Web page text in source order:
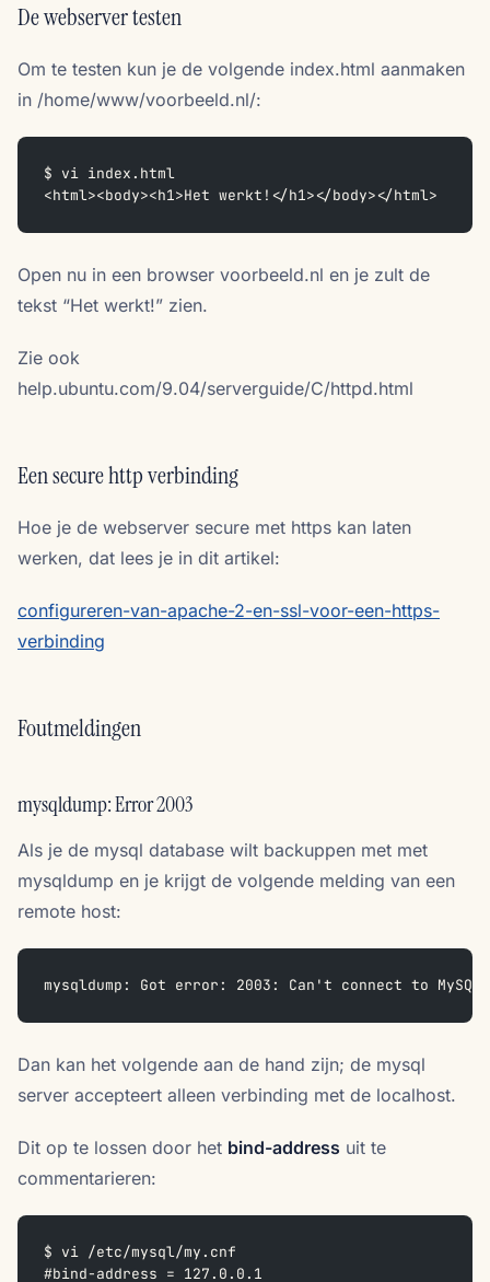
De webserver testen
Om te testen kun je de volgende index.html aanmaken
in /home/www/voorbeeld.nl/:
$ vi index.html
<html><body><h1>Het werkt!</h1></body></html>
Open nu in een browser voorbeeld.nl en je zult de
tekst “Het werkt!” zien.
Zie ook
help.ubuntu.com/9.04/serverguide/C/httpd.html
Een secure http verbinding
Hoe je de webserver secure met https kan laten
werken, dat lees je in dit artikel:
configureren-van-apache-2-en-ssl-voor-een-https-
verbinding
Foutmeldingen
mysqldump: Error 2003
Als je de mysql database wilt backuppen met met
mysqldump en je krijgt de volgende melding van een
remote host:
mysqldump: Got error: 2003: Can't connect to
Dan kan het volgende aan de hand zijn; de mysql
server accepteert alleen verbinding met de localhost.
Dit op te lossen door het bind-address uit te
commentarieren:
$ vi /etc/mysql/my.cnf
#bind-address = 127.0.0.1